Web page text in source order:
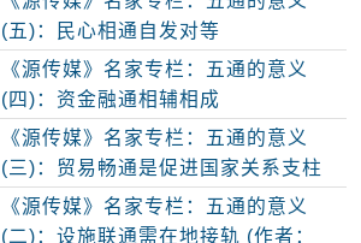
(五)：民心相通自发对等
《源传媒》名家专栏：五通的意义
(四)：资金融通相辅相成
《源传媒》名家专栏：五通的意义
(三)：贸易畅通是促进国家关系支柱
《源传媒》名家专栏：五通的意义
(二)：设施联通需在地接轨 (作者：